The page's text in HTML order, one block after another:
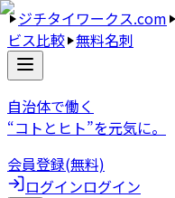
ジチタイワークス.com
ビス比較 無料名刺
自治体で働く
“コトとヒト”を元気に。
会員登録(無料)
ログインログイン